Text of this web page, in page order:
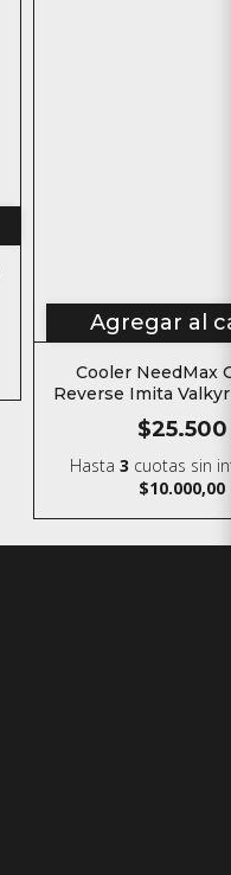
Agregar al
Cooler NeedMax
Reverse Imita
$25.500
Hasta3 cuotas sin
$10.000,00